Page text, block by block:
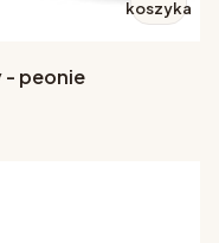
koszyka
- peonie